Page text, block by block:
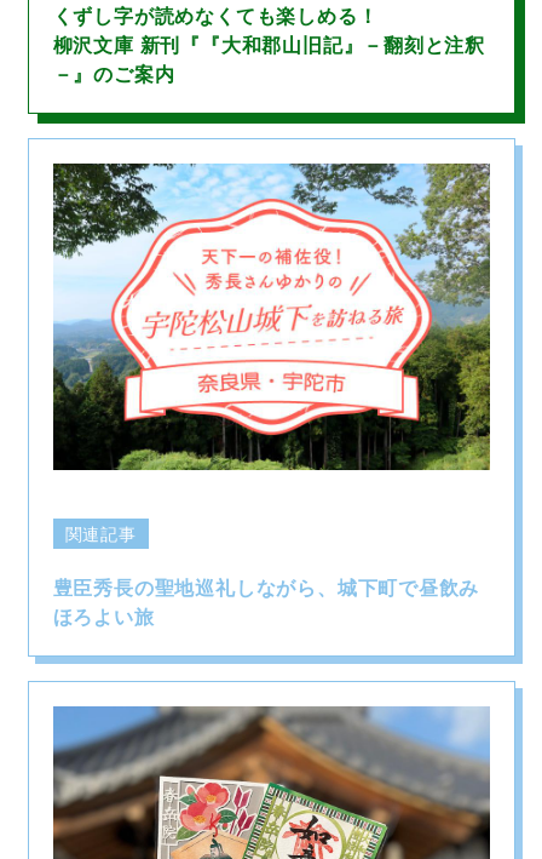
くずし字が読めなくても楽しめる！
柳沢文庫 新刊『『大和郡山旧記』－翻刻と注釈
－』のご案内
関連記事
豊臣秀長の聖地巡礼しながら、城下町で昼飲み
ほろよい旅